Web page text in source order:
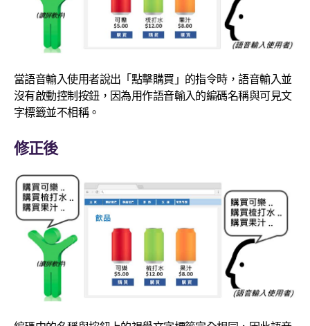
當語音輸入使用者說出「點擊購買」的指令時，語音輸入並
沒有啟動控制按鈕，因為用作語音輸入的編碼名稱與可見文
字標籤並不相稱。
修正後